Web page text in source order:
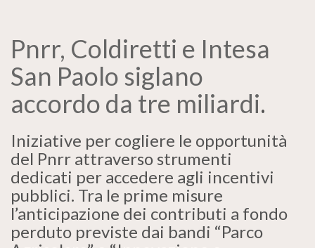
Pnrr, Coldiretti e Intesa
San Paolo siglano
accordo da tre miliardi.
Iniziative per cogliere le opportunità
del Pnrr attraverso strumenti
dedicati per accedere agli incentivi
pubblici. Tra le prime misure
l’anticipazione dei contributi a fondo
perduto previste dai bandi “Parco